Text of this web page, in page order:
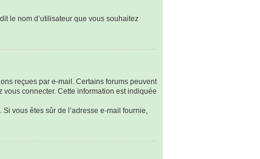
le nom d’utilisateur que vous souhaitez
reçues par e-mail. Certains forums peuvent
connecter. Cette information est indiquée
vous êtes sûr de l’adresse e-mail fournie,